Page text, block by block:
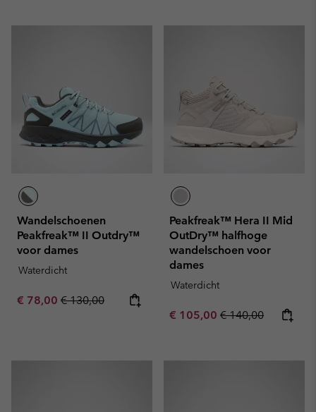
Wandelschoenen
Peakfreak™ II Outdry™
voor dames
Waterdicht
Sale price:
€ 78,00 Regular price:
€ 130,00
Peakfreak™ Hera II Mid
OutDry™ halfhoge
wandelschoen voor
dames
Waterdicht
Sale price:
€ 105,00 Regular price:
€ 140,00